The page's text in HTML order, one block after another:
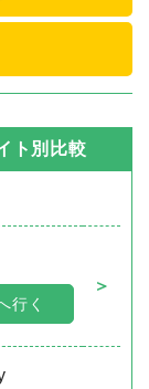
ト別比較
＞
行く